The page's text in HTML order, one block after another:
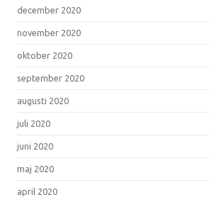
december 2020
november 2020
oktober 2020
september 2020
augusti 2020
juli 2020
juni 2020
maj 2020
april 2020